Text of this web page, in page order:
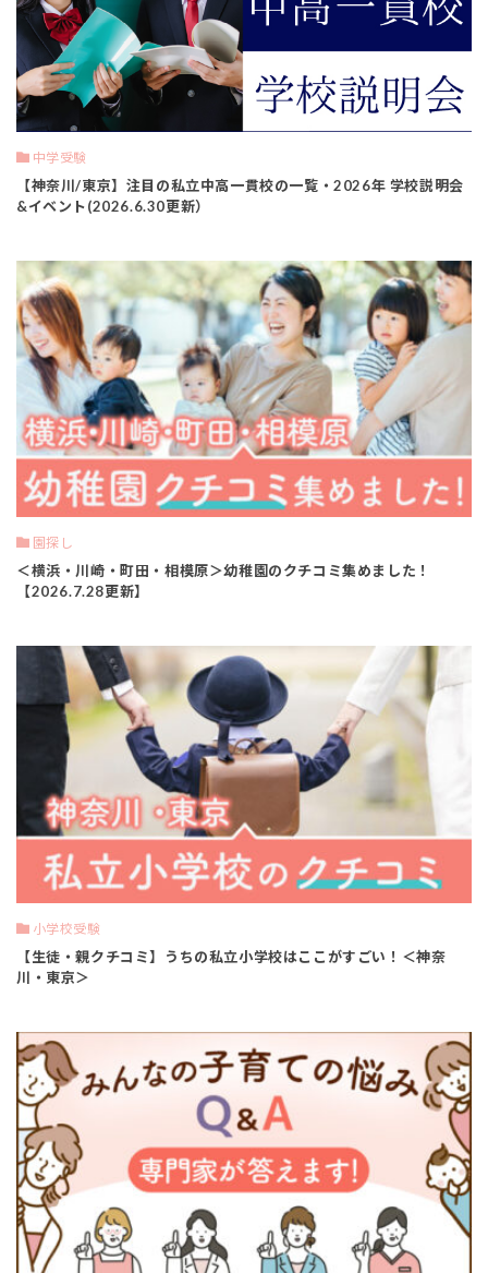
中学受験
【神奈川/東京】注目の私立中高一貫校の一覧・2026年 学校説明会
&イベント(2026.6.30更新）
園探し
＜横浜・川崎・町田・相模原＞幼稚園のクチコミ集めました！
【2026.7.28更新】
小学校受験
【生徒・親クチコミ】うちの私立小学校はここがすごい！＜神奈
川・東京＞